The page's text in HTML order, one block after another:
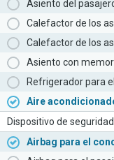
Asiento del
Calefactor de los
Calefactor de los
Asiento con
Refrigerador para
Aire
Dispositivo de seguridad
Airbag para el